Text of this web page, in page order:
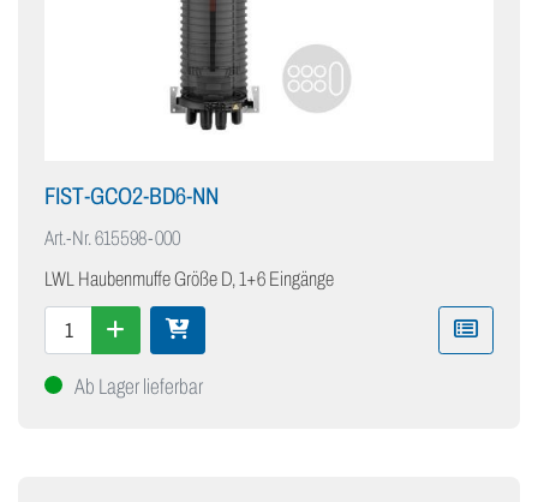
FIST-GCO2-BD6-NN
Art.-Nr.615598-000
LWL Haubenmuffe Größe D, 1+6 Eingänge
Ab Lager lieferbar